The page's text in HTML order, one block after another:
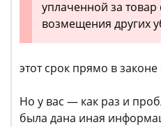
уплаченной за
возмещения других
этот срок прямо в законе
Но у вас — как раз и
была дана иная